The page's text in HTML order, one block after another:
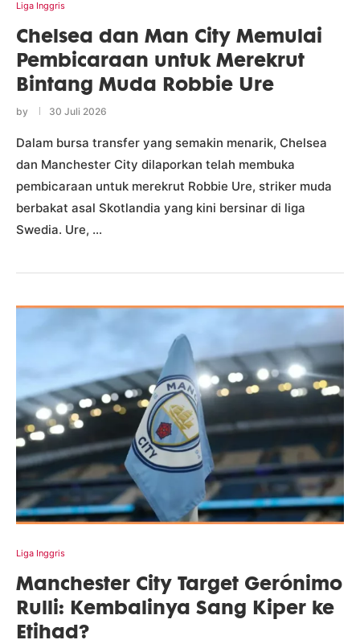
Liga Inggris
Chelsea dan Man City Memulai
Pembicaraan untuk Merekrut
Bintang Muda Robbie Ure
by 30 Juli 2026
Dalam bursa transfer yang semakin menarik, Chelsea
dan Manchester City dilaporkan telah membuka
pembicaraan untuk merekrut Robbie Ure, striker muda
berbakat asal Skotlandia yang kini bersinar di liga
Swedia. Ure, …
Liga Inggris
Manchester City Target Gerónimo
Rulli: Kembalinya Sang Kiper ke
Etihad?